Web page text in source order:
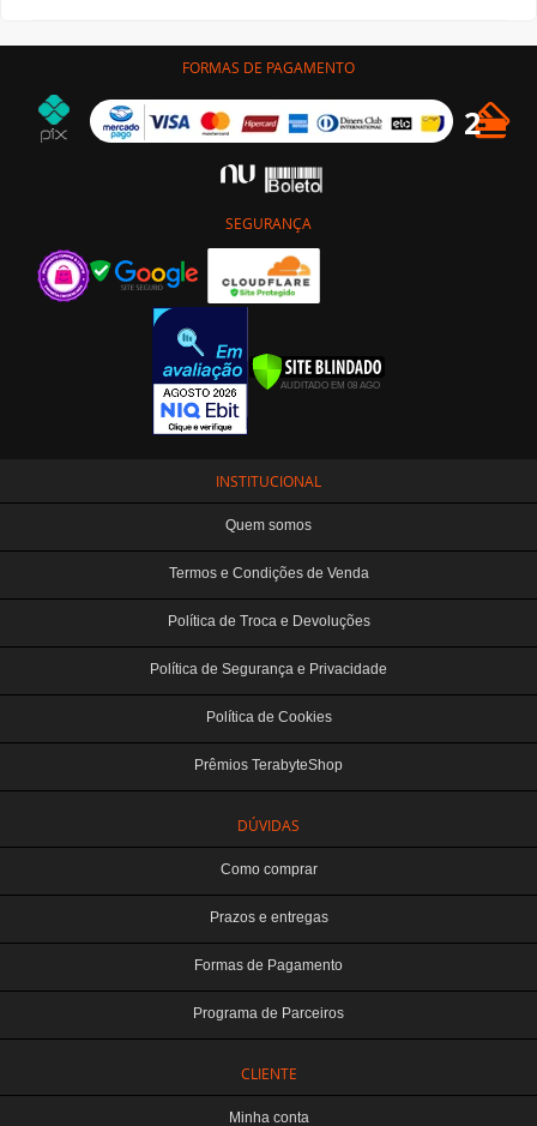
FORMAS DE PAGAMENTO
SEGURANÇA
INSTITUCIONAL
Quem somos
Termos e Condições de Venda
Política de Troca e Devoluções
Política de Segurança e Privacidade
Política de Cookies
Prêmios TerabyteShop
DÚVIDAS
Como comprar
Prazos e entregas
Formas de Pagamento
Programa de Parceiros
CLIENTE
Minha conta